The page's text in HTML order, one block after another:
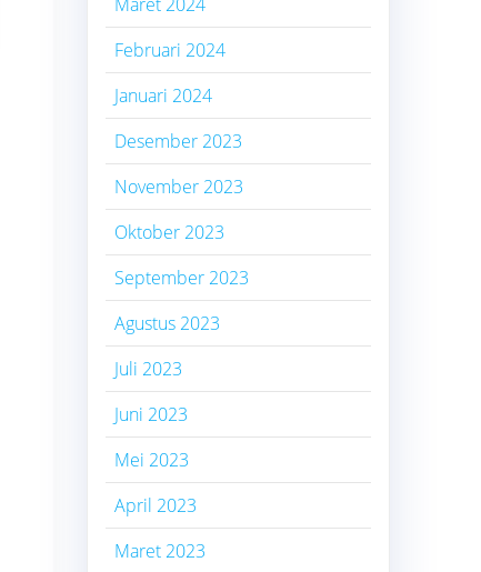
Februari 2024
Januari 2024
Desember 2023
November 2023
Oktober 2023
September 2023
Agustus 2023
Juli 2023
Juni 2023
Mei 2023
April 2023
Maret 2023